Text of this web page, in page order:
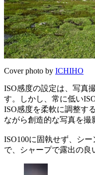
Cover photo by ICHIHO
ISO感度の設定は、写真
す。しかし、常に低い
ISO感度を柔軟に調整す
ながら創造的な写真を撮
ISO100に固執せず、シ
で、シャープで露出の良